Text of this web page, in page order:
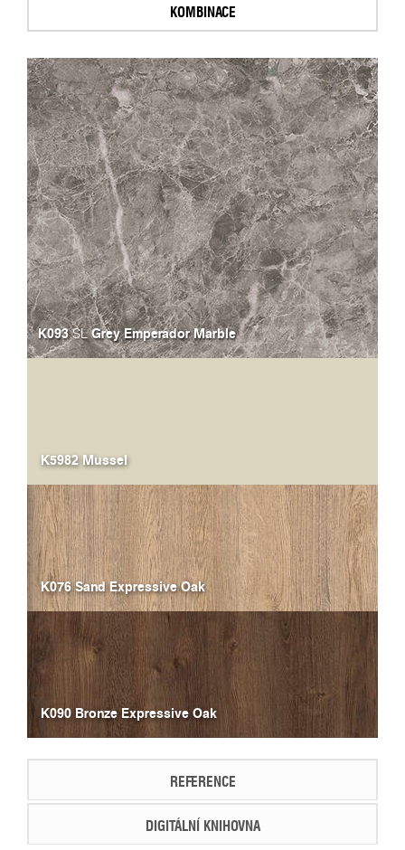
KOMBINACE
K093SLGrey Emperador Marble
K5982 Mussel
K076 Sand Expressive Oak
K090 Bronze Expressive Oak
REFERENCE
DIGITÁLNÍ KNIHOVNA